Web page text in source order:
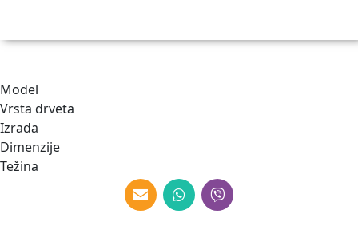
Model
Vrsta drveta
Izrada
Dimenzije
Težina